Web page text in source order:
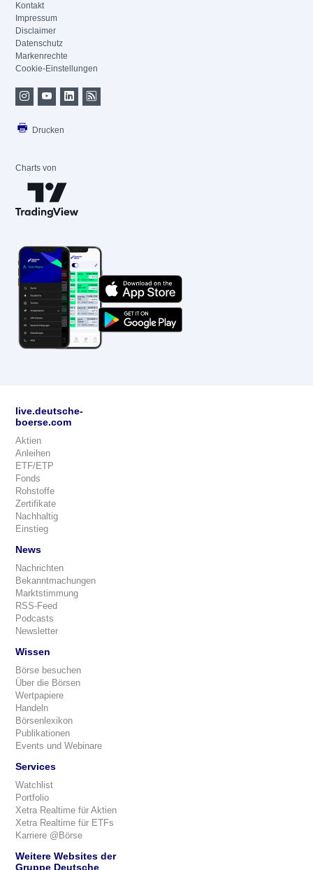
Kontakt
Impressum
Disclaimer
Datenschutz
Markenrechte
Cookie-Einstellungen
Drucken
Charts von
live.deutsche-
boerse.com
Aktien
Anleihen
ETF/ETP
Fonds
Rohstoffe
Zertifikate
Nachhaltig
Einstieg
News
Nachrichten
Bekanntmachungen
Marktstimmung
RSS-Feed
Podcasts
Newsletter
Wissen
Börse besuchen
Über die Börsen
Wertpapiere
Handeln
Börsenlexikon
Publikationen
Events und Webinare
Services
Watchlist
Portfolio
Xetra Realtime für Aktien
Xetra Realtime für ETFs
Karriere @Börse
Weitere Websites der
Gruppe Deutsche